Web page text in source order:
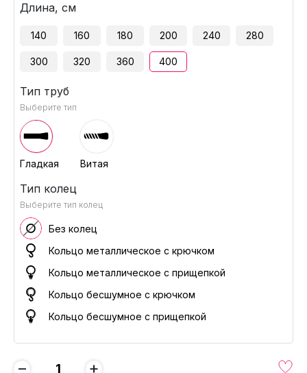
Длина, см
140 160 180 200 240 280
300 320 360 400
Тип труб
Выберите тип
Гладкая Витая
Тип колец
Выберите тип колец
Без колец
Кольцо металлическое с крючком
Кольцо металлическое с прищепкой
Кольцо бесшумное с крючком
Кольцо бесшумное с прищепкой
− +